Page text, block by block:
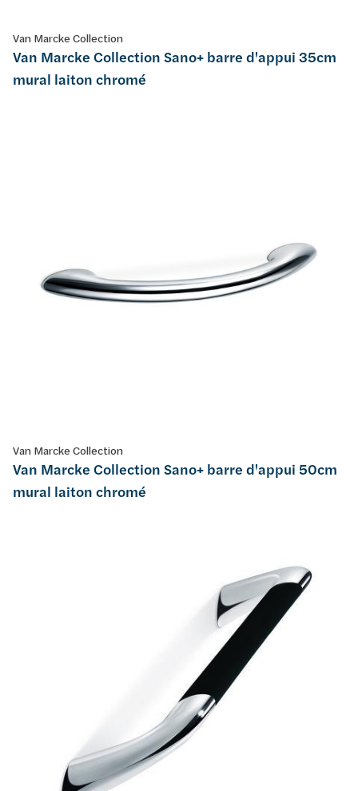
Van Marcke Collection
Van Marcke Collection Sano+ barre d'appui 35cm
mural laiton chromé
Van Marcke Collection
Van Marcke Collection Sano+ barre d'appui 50cm
mural laiton chromé